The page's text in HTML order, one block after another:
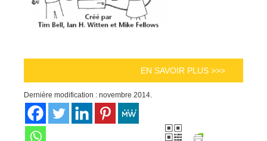
EN SAVOIR PLUS >>>
Dernière modification : novembre 2014.